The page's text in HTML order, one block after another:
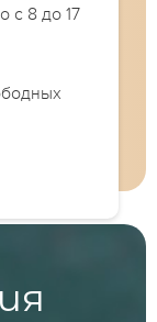
с 8 до 17